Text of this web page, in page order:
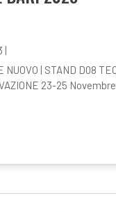
|
NUOVO | STAND D08
23-25 Novembre